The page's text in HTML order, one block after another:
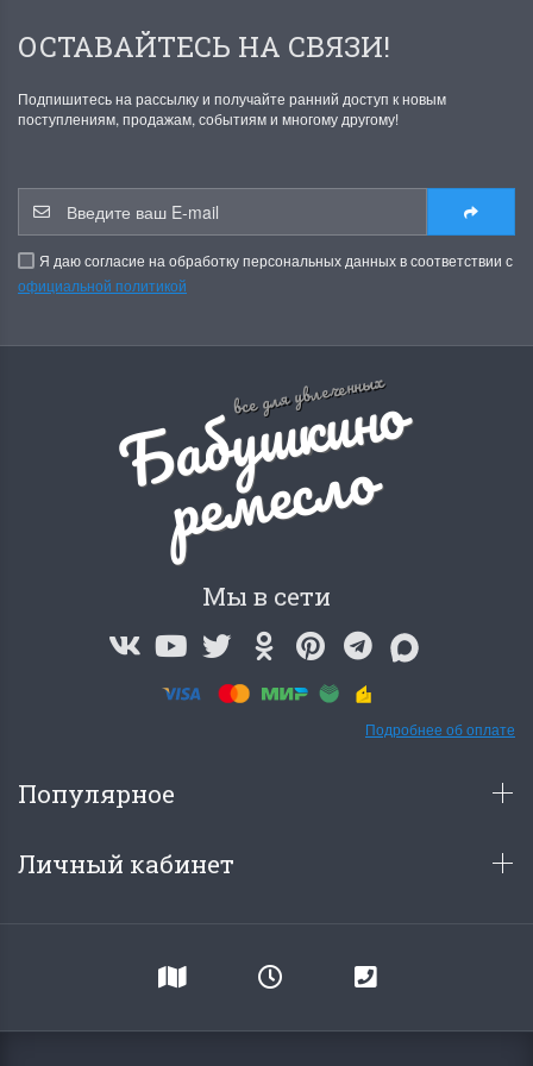
ОСТАВАЙТЕСЬ НА СВЯЗИ!
Подпишитесь на рассылку и получайте ранний доступ к новым
поступлениям, продажам, событиям и многому другому!
Я даю согласие на обработку персональных данных в соответствии с
официальной политикой
все для увлеченных
Б
а
б
у
ш
к
и
н
о
р
е
м
е
с
л
о
Мы в сети
Подробнее об оплате
Популярное
Личный кабинет